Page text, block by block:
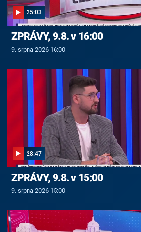
25:03
ZPRÁVY, 9.8. v 16:00
9. srpna 2026 16:00
28:47
ZPRÁVY, 9.8. v 15:00
9. srpna 2026 15:00